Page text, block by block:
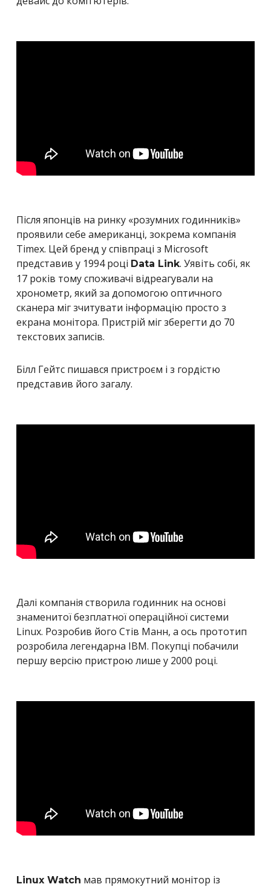
Після японців на ринку «розумних годинників»
проявили себе американці, зокрема компанія
Timex. Цей бренд у співпраці з Microsoft
представив у 1994 році Data Link. Уявіть собі, як
17 років тому споживачі відреагували на
хронометр, який за допомогою оптичного
сканера міг зчитувати інформацію просто з
екрана монітора. Пристрій міг зберегти до 70
текстових записів.
Білл Гейтс пишався пристроєм і з гордістю
представив його загалу.
Далі компанія створила годинник на основі
знаменитої безплатної операційної системи
Linux. Розробив його Стів Манн, а ось прототип
розробила легендарна IBM. Покупці побачили
першу версію пристрою лише у 2000 році.
Linux Watch мав прямокутний монітор із